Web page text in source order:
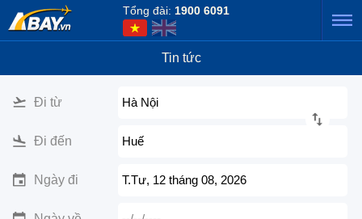
Tổng đài: 1900 6091
Tin tức
Đi từ Hà Nội
Đi đến Huế
Ngày đi T.Tư, 12 tháng 08, 2026